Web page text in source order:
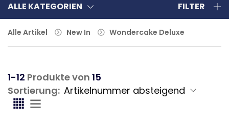
ALLE KATEGORIEN FILTER
Alle Artikel New In Wondercake Deluxe
1-12 Produkte von 15
Sortierung: